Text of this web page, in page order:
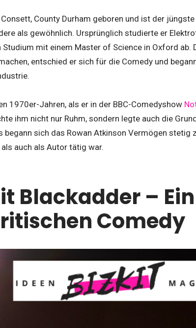
County Durham geboren und ist der
als gewöhnlich. Ursprünglich studierte er
mit einem Master of Science in Oxford ab.
entschied er sich für die Comedy und
1970er-Jahren, als er in der BBC-Comedyshow
ihm nicht nur Ruhm, sondern legte auch die
sich das Rowan Atkinson Vermögen stetig
auch als Autor tätig war.
Blackadder – Ein
Comedy